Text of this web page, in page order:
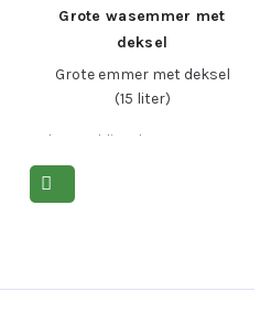
Grote wasemmer met
deksel
Grote emmer met deksel
(15 liter)
le=”padding-bottom: 1rem;